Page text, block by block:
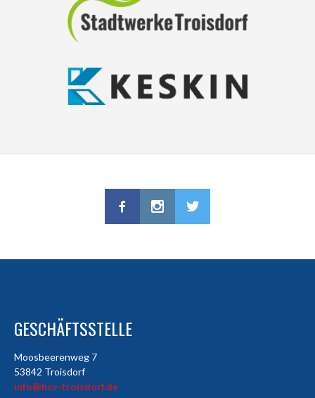
GESCHÄFTSSTELLE
Moosbeerenweg 7
53842 Troisdorf
info@hsv-troisdorf.de